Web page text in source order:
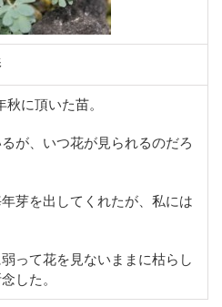
に頂いた苗。
が、いつ花が見られるのだろ
芽を出してくれたが、私には
って花を見ないままに枯らし
した。